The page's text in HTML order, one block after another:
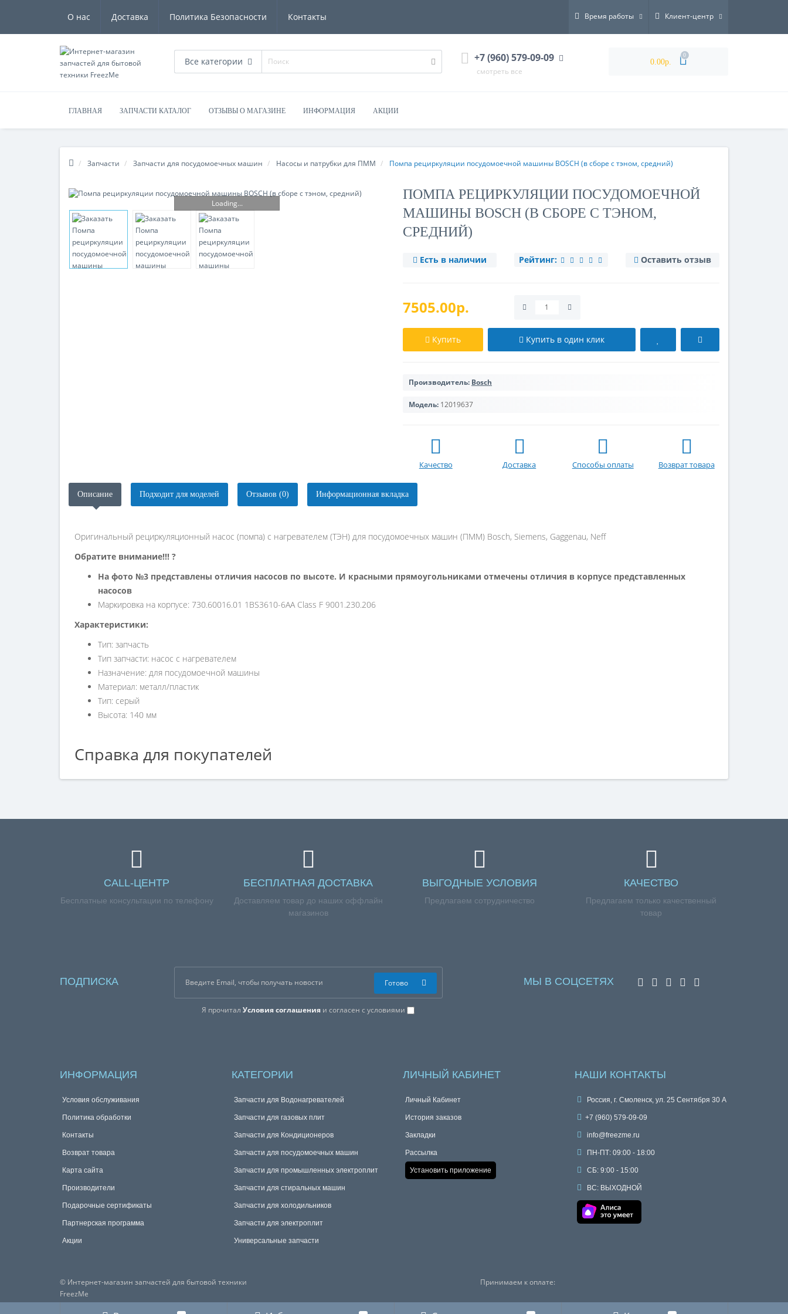
О нас Доставка Политика Безопасности Контакты Время работы Клиент-центр
Все категории +7 (960) 579-09-09
смотреть все
0.00р.
0
ГЛАВНАЯ ЗАПЧАСТИ КАТАЛОГ ОТЗЫВЫ О МАГАЗИНЕ ИНФОРМАЦИЯ АКЦИИ
Запчасти Запчасти для посудомоечных машин Насосы и патрубки для ПММ Помпа рециркуляции посудомоечной машины BOSCH (в сборе c тэном, средний)
Loading...
ПОМПА РЕЦИРКУЛЯЦИИ ПОСУДОМОЕЧНОЙ
МАШИНЫ BOSCH (В СБОРЕ C ТЭНОМ,
СРЕДНИЙ)
Есть в наличии Рейтинг: Оставить отзыв
7505.00р.
Купить Купить в один клик
Производитель: Bosch
Модель: 12019637
Качество Доставка Способы оплаты Возврат товара
Описание Подходит для моделей Отзывов (0) Информационная вкладка
Оригинальный рециркуляционный насос (помпа) с нагревателем (ТЭН) для посудомоечных машин (ПММ) Bosch, Siemens, Gaggenau, Neff
Обратите внимание!!! ?
На фото №3 представлены отличия насосов по высоте. И красными прямоугольниками отмечены отличия в корпусе представленных
насосов
Маркировка на корпусе: 730.60016.01 1BS3610-6AA Class F 9001.230.206
Характеристики:
Тип: запчасть
Тип запчасти: насос с нагревателем
Назначение: для посудомоечной машины
Материал: металл/пластик
Тип: серый
Высота: 140 мм
Справка для покупателей
CALL-ЦЕНТР
Бесплатные консультации по телефону
БЕСПЛАТНАЯ ДОСТАВКА
Доставляем товар до наших оффлайн
магазинов
ВЫГОДНЫЕ УСЛОВИЯ
Предлагаем сотрудничество
КАЧЕСТВО
Предлагаем только качественный
товар
ПОДПИСКА
Я прочиталУсловия соглашения и согласен с условиями
Готово МЫ В СОЦСЕТЯХ
ИНФОРМАЦИЯ
Условия обслуживания
Политика обработки
Контакты
Возврат товара
Карта сайта
Производители
Подарочные сертификаты
Партнерская программа
Акции
КАТЕГОРИИ
Запчасти для Водонагревателей
Запчасти для газовых плит
Запчасти для Кондиционеров
Запчасти для посудомоечных машин
Запчасти для промышленных электроплит
Запчасти для стиральных машин
Запчасти для холодильников
Запчасти для электроплит
Универсальные запчасти
ЛИЧНЫЙ КАБИНЕТ
Личный Кабинет
История заказов
Закладки
Рассылка
Установить приложение
НАШИ КОНТАКТЫ
Россия, г. Смоленск, ул. 25 Сентября 30 А
+7 (960) 579-09-09
info@freezme.ru
ПН-ПТ: 09:00 - 18:00
СБ: 9:00 - 15:00
ВС: ВЫХОДНОЙ
© Интернет-магазин запчастей для бытовой техники
FreezMe
Принимаем к оплате: